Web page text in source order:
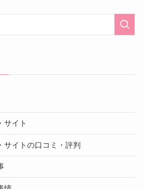
サイト
サイトの口コミ・評判